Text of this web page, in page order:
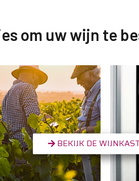
om uw wijn te
BEKIJK DE